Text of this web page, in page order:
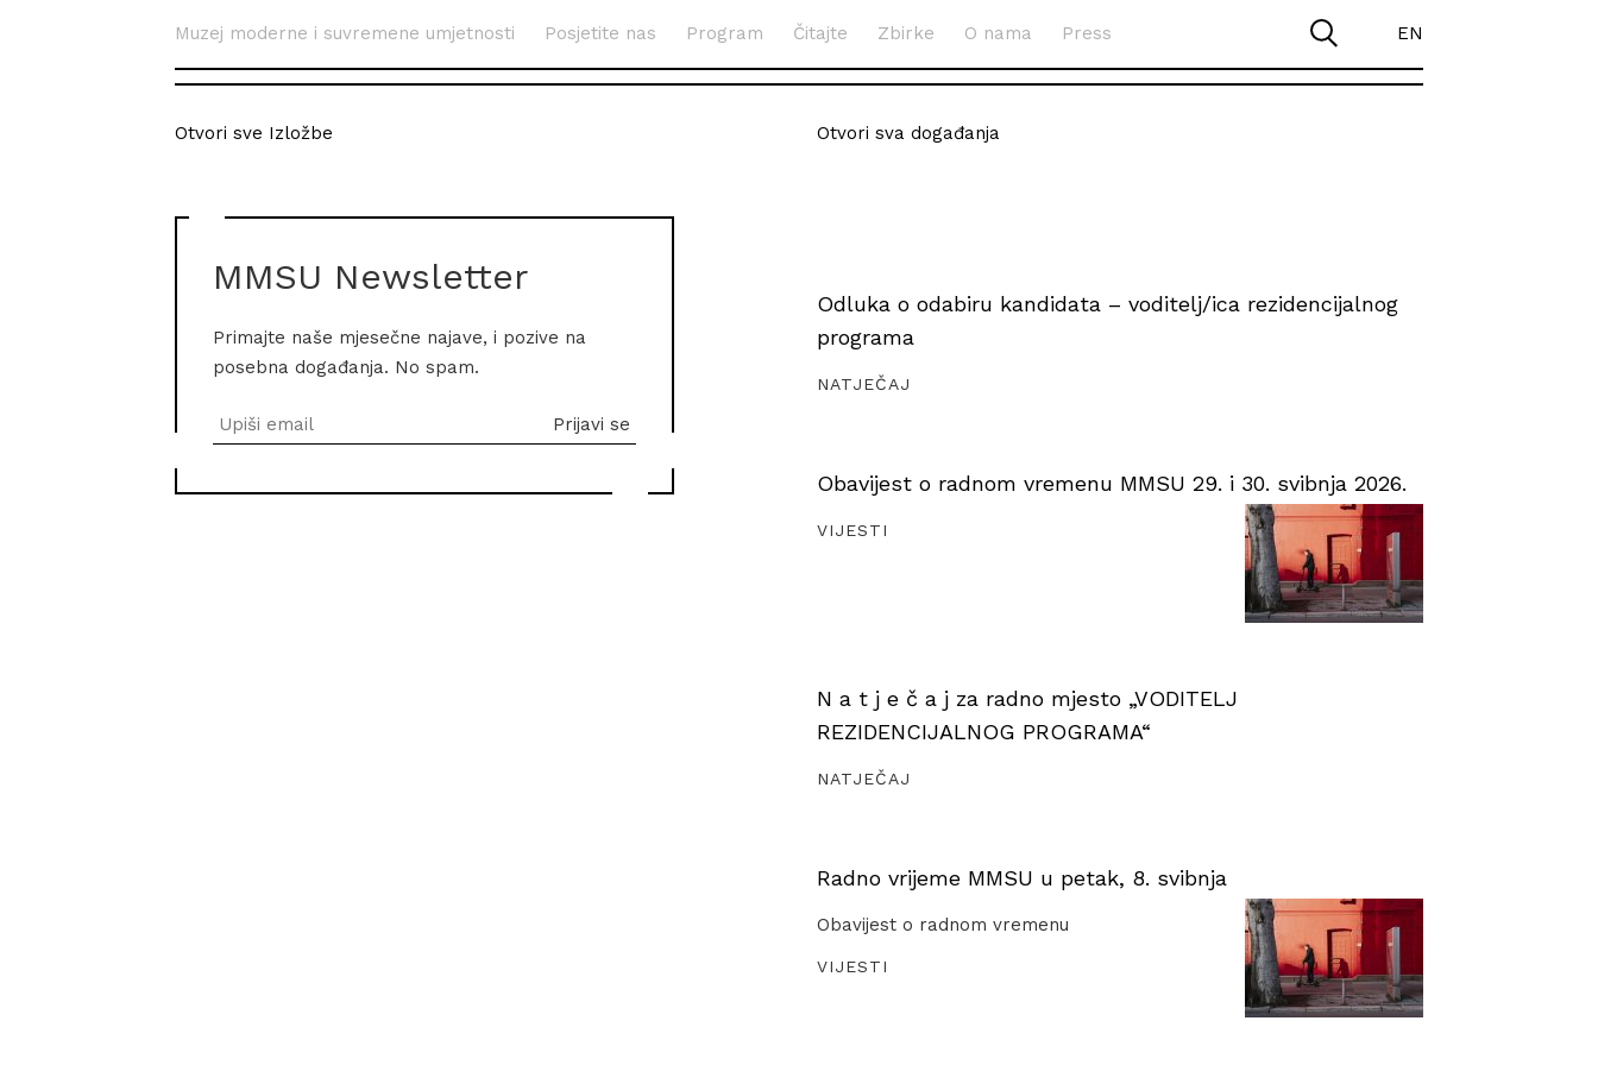
Muzej moderne i suvremene umjetnosti Posjetite nas Program Čitajte Zbirke O nama Press EN
Otvori sve Izložbe
MMSU Newsletter
Primajte naše mjesečne najave, i pozive na
posebna događanja. No spam.
Otvori sva događanja
Odluka o odabiru kandidata – voditelj/ica rezidencijalnog
programa
NATJEČAJ
Obavijest o radnom vremenu MMSU 29. i 30. svibnja 2026.
VIJESTI
N a t j e č a j za radno mjesto „VODITELJ
REZIDENCIJALNOG PROGRAMA“
NATJEČAJ
Radno vrijeme MMSU u petak, 8. svibnja
Obavijest o radnom vremenu
VIJESTI